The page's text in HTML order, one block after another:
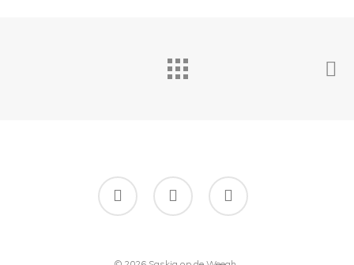
facebook instagram flickr